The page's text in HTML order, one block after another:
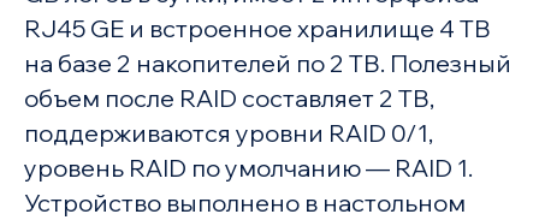
RJ45 GE и встроенное хранилище 4 TB
на базе 2 накопителей по 2 TB. Полезный
объем после RAID составляет 2 TB,
поддерживаются уровни RAID 0/1,
уровень RAID по умолчанию — RAID 1.
Устройство выполнено в настольном